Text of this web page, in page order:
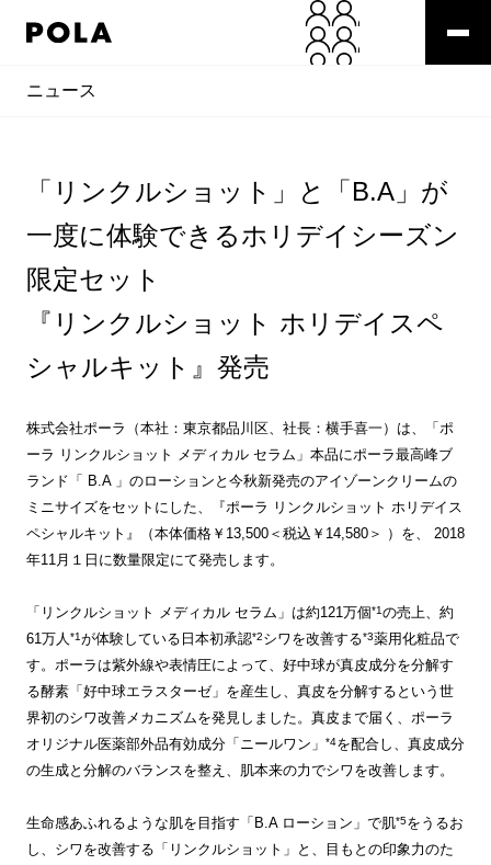
ニュース
「リンクルショット」と「B.A」が
一度に体験できるホリデイシーズン
限定セット
『リンクルショット ホリデイスペ
シャルキット』発売
株式会社ポーラ（本社：東京都品川区、社長：横手喜一）は、「ポ
ーラ リンクルショット メディカル セラム」本品にポーラ最高峰ブ
ランド「 B.A 」のローションと今秋新発売のアイゾーンクリームの
ミニサイズをセットにした、『ポーラ リンクルショット ホリデイス
ペシャルキット』（本体価格￥13,500＜税込￥14,580＞ ）を、 2018
年11月１日に数量限定にて発売します。
「リンクルショット メディカル セラム」は約121万個*1の売上、約
61万人*1が体験している日本初承認*2シワを改善する*3薬用化粧品で
す。ポーラは紫外線や表情圧によって、好中球が真皮成分を分解す
る酵素「好中球エラスターゼ」を産生し、真皮を分解するという世
界初のシワ改善メカニズムを発見しました。真皮まで届く、ポーラ
オリジナル医薬部外品有効成分「ニールワン」
*4を配合し、真皮成分
の生成と分解のバランスを整え、肌本来の力でシワを改善します。
生命感あふれるような肌を目指す「B.A ローション」で肌*5をうるお
し、シワを改善する「リンクルショット」と、目もとの印象力のた